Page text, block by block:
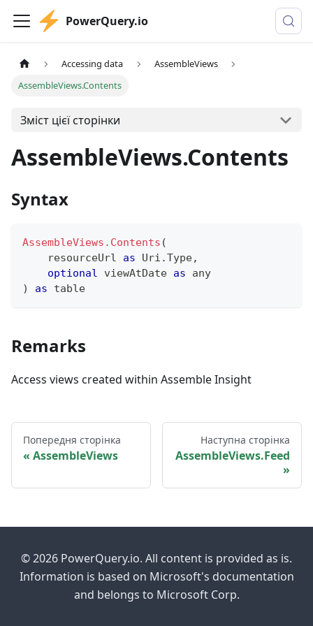
PowerQuery.io
Accessing data
AssembleViews
AssembleViews.Contents
Зміст цієї сторінки
AssembleViews.Contents
Syntax
AssembleViews.Contents (
    resourceUrl
as Uri.Type,
optional viewAtDate as
any
)
as table
Remarks
Access views created within Assemble Insight
Попередня сторінка
AssembleViews
Наступна сторінка
AssembleViews.Feed
© 2026 PowerQuery.io. All content is provided as is.
Information is based on Microsoft's documentation
and belongs to Microsoft Corp.